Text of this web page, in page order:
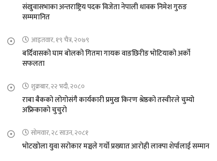
संखुवासभाका अन्तराष्ट्रिय पदक विजेता नेपाली धावक निमेश गुरुङ
सम्ममानित
आइतवार, १९ चैत्र, २०७९
बर्दिवासको घाम बोलको गितमा गायक वाङछिरीङ भोटियाको अर्को
सफलता
शुक्रबार, २२ भदौ, २०८०
राबा बैकको लोगोसंगै कार्यकारी प्रमुख किरण श्रेष्ठको तस्वीरले चुम्यो
अफ्रिकाको चुचुरो
सोमवार, २८ साउन, २०८१
भोटखोला युवा सरोकार मञ्चले गर्यो प्रख्यात आरोही लाक्पा शेर्पालाई सम्मान